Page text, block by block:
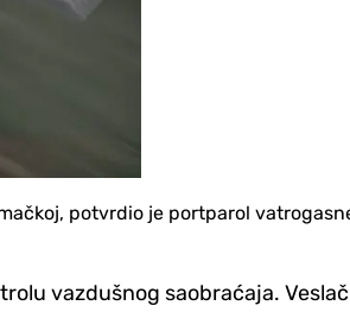
potvrdio je portparol
vazdušnog saobraćaja.